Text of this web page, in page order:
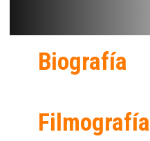
Biografía
Filmografía